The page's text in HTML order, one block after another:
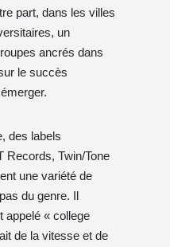
part, dans les villes
un
ancrés dans
le succès
des labels
Records, Twin/Tone
une variété de
du genre. Il
appelé « college
de la vitesse et de